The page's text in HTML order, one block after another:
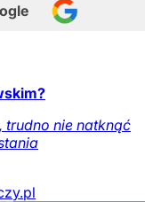
trudno nie natknąć